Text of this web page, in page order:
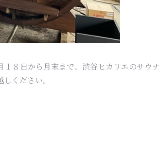
８日から月末まで、渋谷ヒカリエのサウナ
ください。